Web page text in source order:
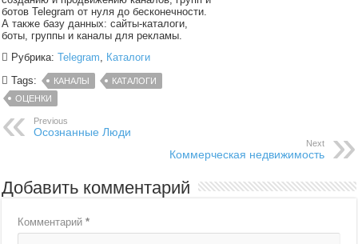
ботов Telegram от нуля до бесконечности.
А также базу данных: сайты-каталоги,
боты, группы и каналы для рекламы.
Рубрика:Telegram, Каталоги
Tags:
КАНАЛЫ
КАТАЛОГИ
ОЦЕНКИ
Previous
Осознанные Люди
Next
Коммерческая недвижимость
Добавить комментарий
Комментарий*